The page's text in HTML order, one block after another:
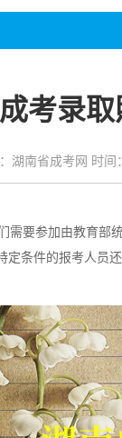
考录
湖南省成考网 时间
需要参加由教育部
条件的报考人员